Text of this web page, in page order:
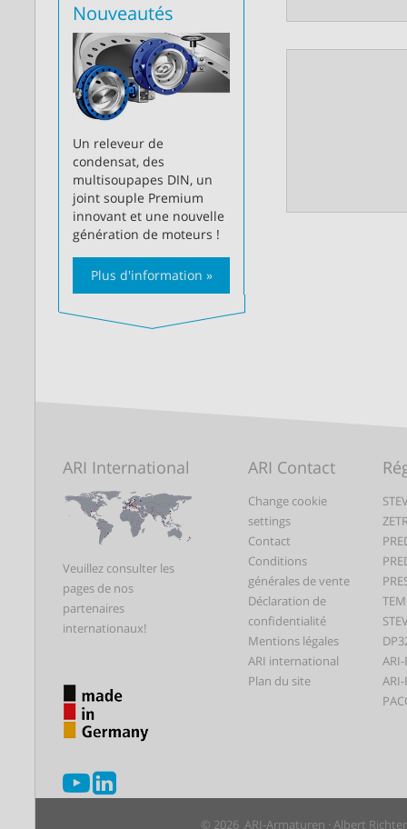
Nouveautés
Un releveur de
condensat, des
multisoupapes DIN, un
joint souple Premium
innovant et une nouvelle
génération de moteurs !
Plus d'information »
ARI International
Veuillez consulter les
pages de nos
partenaires
internationaux!
ARI Contact
Change cookie
settings
Contact
Conditions
générales de vente
Déclaration de
confidentialité
Mentions légales
ARI international
Plan du site
© 2026 ARI-Armaturen · Albert